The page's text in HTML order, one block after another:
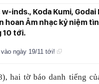
w-inds., Koda Kumi,
hoan Âm nhạc kỷ niệm
10 tới.
ngày 19/11 tới!
hai tờ báo danh tiếng